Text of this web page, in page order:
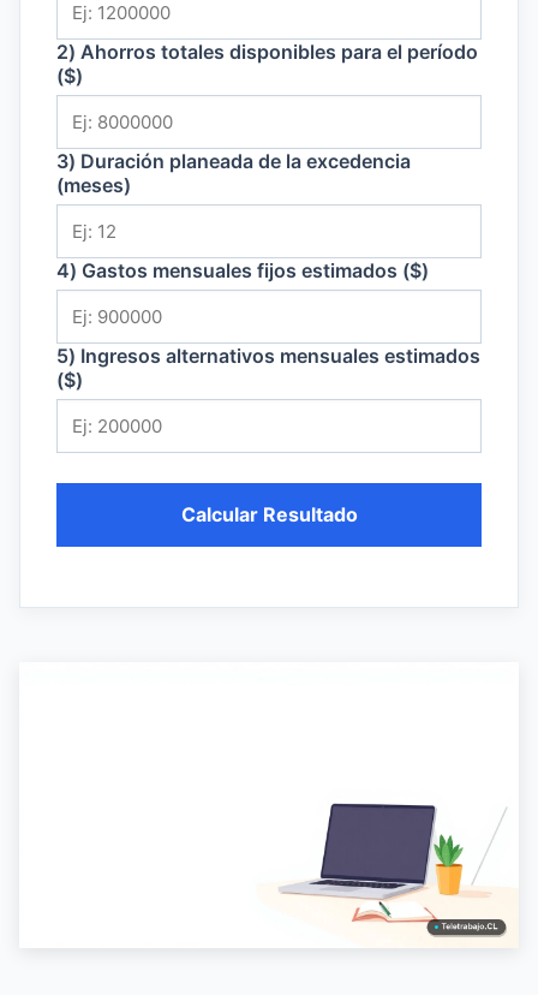
2) Ahorros totales disponibles para el período
($)
3) Duración planeada de la excedencia
(meses)
4) Gastos mensuales fijos estimados ($)
5) Ingresos alternativos mensuales estimados
($)
Calcular Resultado